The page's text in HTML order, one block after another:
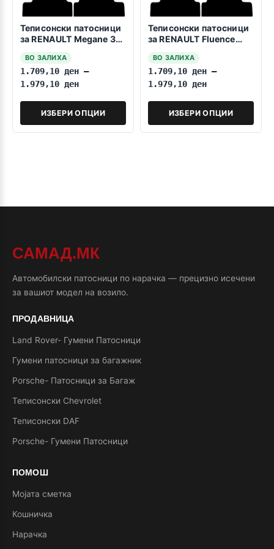
Теписонски патосници
за RENAULT Megane 3
ВО ЗАЛИХА
1.709,10 ден –
1.979,10 ден
ИЗБЕРИ ОПЦИИ
Теписонски патосници
за RENAULT Fluence
ВО ЗАЛИХА
1.709,10 ден –
1.979,10 ден
ИЗБЕРИ ОПЦИИ
САМАД.МК
Автомобилски патосници по нарачка — прецизно исечени
за вашиот модел на возило.
ПРОДАВНИЦА
Land Rover- Гумени Патосници
Гумени патосници за багажник
Porsche- Патосници за Багаж
Теписонски Chevrolet
Теписонски DAF
Porsche- Гумени Патосници
ПОМОШ
Мојата сметка
Кошничка
Нарачка